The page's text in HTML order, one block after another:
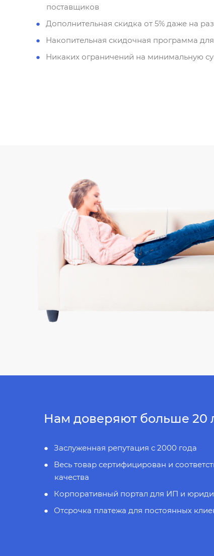
поставщиков
Дополнительная скидка от 5% даже на
Накопительная скидочная программа
Никаких ограничений на минимальную
Нам доверяют больше 20
Заслуженная репутация с 2000 года
Весь товар сертифицирован и
качества
Корпоративный портал для ИП и
Отсрочка платежа для постоянных